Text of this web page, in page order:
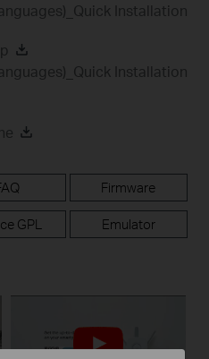
Installation
Installation
Firmware
GPL Emulator